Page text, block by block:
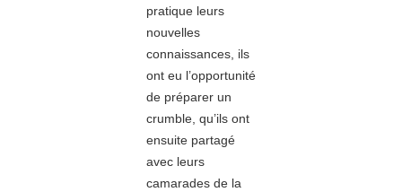
pratique leurs
nouvelles
connaissances, ils
ont eu l’opportunité
de préparer un
crumble, qu’ils ont
ensuite partagé
avec leurs
camarades de la